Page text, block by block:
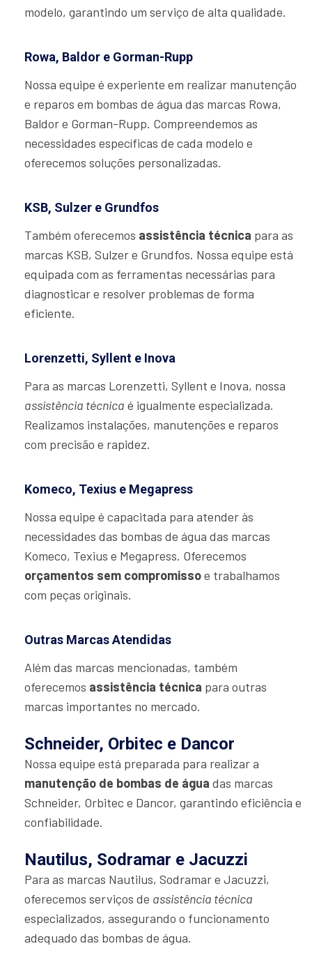
modelo, garantindo um serviço de alta qualidade.
Rowa, Baldor e Gorman-Rupp
Nossa equipe é experiente em realizar manutenção
e reparos em bombas de água das marcas Rowa,
Baldor e Gorman-Rupp. Compreendemos as
necessidades específicas de cada modelo e
oferecemos soluções personalizadas.
KSB, Sulzer e Grundfos
Também oferecemos assistência técnica para as
marcas KSB, Sulzer e Grundfos. Nossa equipe está
equipada com as ferramentas necessárias para
diagnosticar e resolver problemas de forma
eficiente.
Lorenzetti, Syllent e Inova
Para as marcas Lorenzetti, Syllent e Inova, nossa
assistência técnica é igualmente especializada.
Realizamos instalações, manutenções e reparos
com precisão e rapidez.
Komeco, Texius e Megapress
Nossa equipe é capacitada para atender às
necessidades das bombas de água das marcas
Komeco, Texius e Megapress. Oferecemos
orçamentos sem compromissoe trabalhamos
com peças originais.
Outras Marcas Atendidas
Além das marcas mencionadas, também
oferecemos assistência técnica para outras
marcas importantes no mercado.
Schneider, Orbitec e Dancor
Nossa equipe está preparada para realizar a
manutenção de bombas de água das marcas
Schneider, Orbitec e Dancor, garantindo eficiência e
confiabilidade.
Nautilus, Sodramar e Jacuzzi
Para as marcas Nautilus, Sodramar e Jacuzzi,
oferecemos serviços de assistência técnica
especializados, assegurando o funcionamento
adequado das bombas de água.